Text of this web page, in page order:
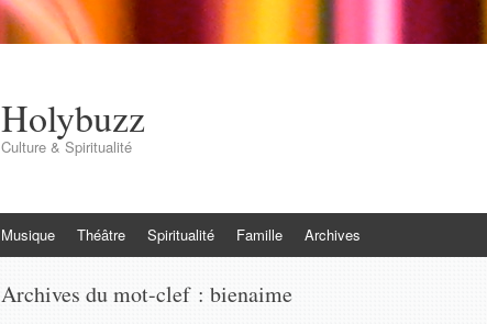
Holybuzz
Culture & Spiritualité
Musique Théâtre Spiritualité Famille Archives
Archives du mot-clef : bienaime